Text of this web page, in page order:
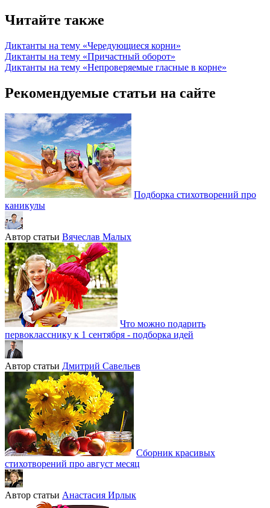
Читайте также
Диктанты на тему «Чередующиеся корни»
Диктанты на тему «Причастный оборот»
Диктанты на тему «Непроверяемые гласные в корне»
Рекомендуемые статьи на сайте
Подборка стихотворений про
каникулы
Автор статьи Вячеслав Малых
Что можно подарить
первокласснику к 1 сентября - подборка идей
Автор статьи Дмитрий Савельев
Сборник красивых
стихотворений про август месяц
Автор статьи Анастасия Ирлык